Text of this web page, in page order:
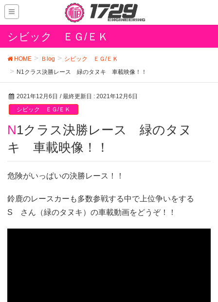
シビック ＥＧ/ＥＫ
HOME Ｂlog
シビック ＥＧ/ＥＫ
N1クラス決勝レース 緑のタヌキ 車載映像！！
2021年12月6日 / 最終更新日 : 2021年12月6日
シビック ＥＧ/ＥＫ
N1クラス決勝レース 緑のタヌ
キ 車載映像！！
危険がいっぱいの決勝レース！！
鈴鹿のレースカーも多数参戦する中で上位争いをする
S さん（緑のタヌキ）の車載動画をどうぞ！！